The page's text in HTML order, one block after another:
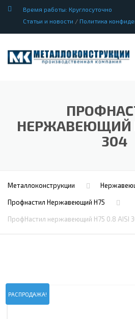
Время работы: Круглосуточно
Статьи и новости / Политика
НЕРЖАВЕЮЩИЙ
304
Металлоконструкции
Профнастил Hержавеющий Н75
ПрофHастил нержавеющий Н75 0.8 AISI
РАСПРОДАЖА!